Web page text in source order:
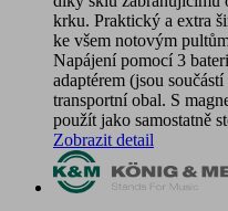
krku. Praktický a extra
ke všem notovým
Napájení pomocí 3
adaptérem (jsou
transportní obal. S
použít jako samostatně
Zobrazit detail